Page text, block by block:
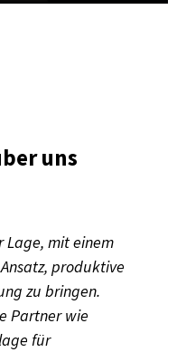
uns
Lage, mit einem
produktive
zu bringen.
Partner wie
für